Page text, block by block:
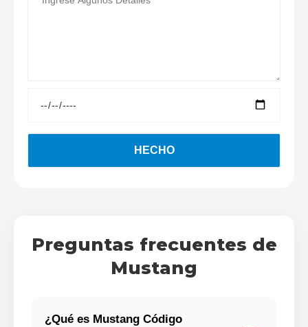
Preguntas frecuentes de
Mustang
¿Qué es Mustang Código